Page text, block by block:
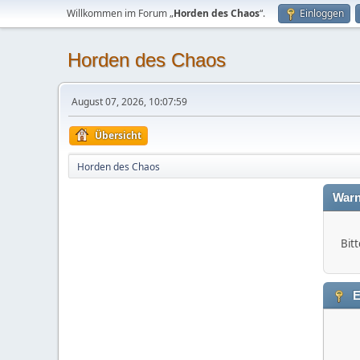
Willkommen im Forum „Horden des Chaos“. Einloggen
Horden des Chaos
August 07, 2026, 10:07:59
Übersicht
Horden des Chaos